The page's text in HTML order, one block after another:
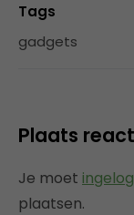
Tags
gadgets
Plaats
Je moet
plaatsen.